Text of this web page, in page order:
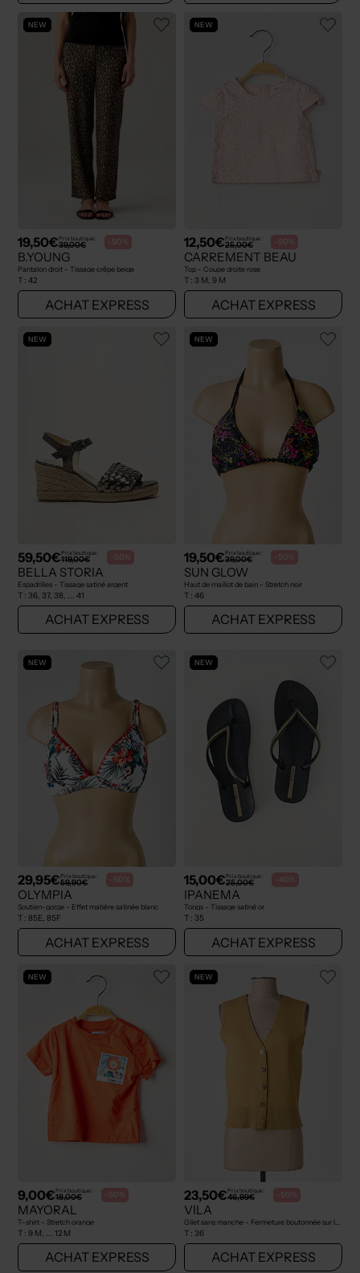
NEW
19,50€Prix boutique :
39,00€ -50%
B.YOUNG
Pantalon droit - Tissage crêpe beige
T : 42
ACHAT EXPRESS
NEW
12,50€Prix boutique :
25,00€ -50%
CARREMENT BEAU
Top - Coupe droite rose
T : 3 M, 9 M
ACHAT EXPRESS
NEW
59,50€Prix boutique :
119,00€ -50%
BELLA STORIA
Espadrilles - Tissage satiné argent
T : 36, 37, 38, ... 41
ACHAT EXPRESS
NEW
19,50€Prix boutique :
39,00€ -50%
SUN GLOW
Haut de maillot de bain - Stretch noir
T : 46
ACHAT EXPRESS
NEW
29,95€Prix boutique :
59,90€ -50%
OLYMPIA
Soutien-gorge - Effet matière satinée blanc
T : 85E, 85F
ACHAT EXPRESS
NEW
15,00€Prix boutique :
25,00€ -40%
IPANEMA
Tongs - Tissage satiné or
T : 35
ACHAT EXPRESS
NEW
9,00€Prix boutique :
18,00€ -50%
MAYORAL
T-shirt - Stretch orange
T : 9 M, ... 12 M
ACHAT EXPRESS
NEW
23,50€Prix boutique :
46,99€ -50%
VILA
T : 36
ACHAT EXPRESS